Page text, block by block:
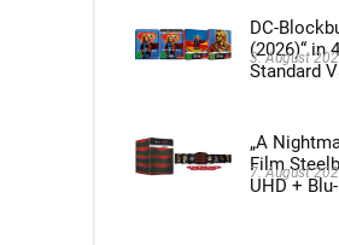
DC-
(2026)“ in
Standard
3. August
„A
Film
UHD +
7. August